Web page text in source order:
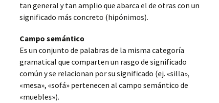
tan general y tan amplio que abarca el de otras con un
significado más concreto (hipónimos).
Campo semántico
Es un conjunto de palabras de la misma categoría
gramatical que comparten un rasgo de significado
común y se relacionan por su significado (ej. «silla»,
«mesa», «sofá» pertenecen al campo semántico de
«muebles»).